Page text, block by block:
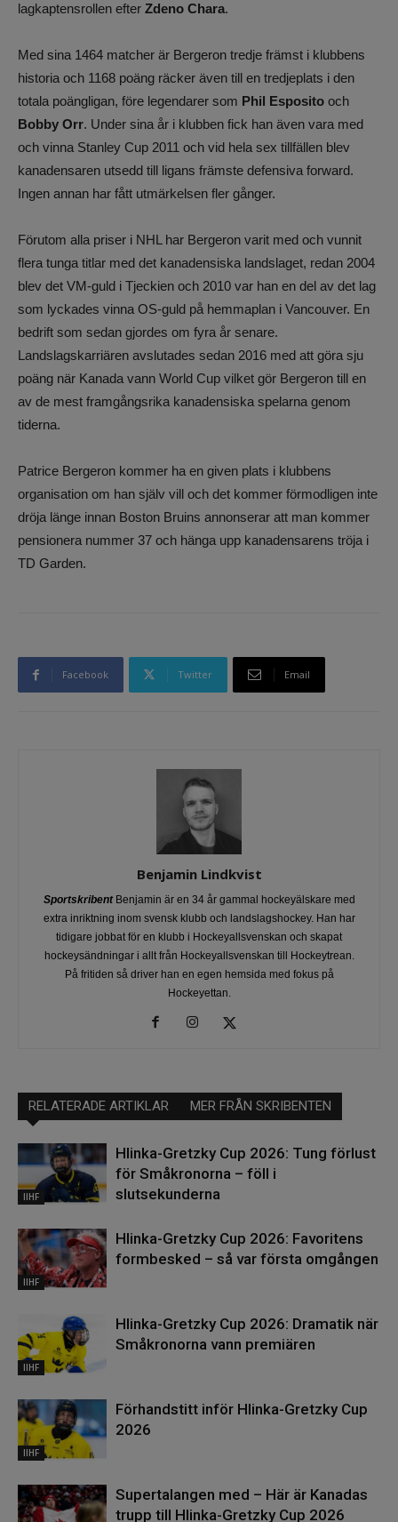
lagkaptensrollen efter Zdeno Chara.
Med sina 1464 matcher är Bergeron tredje främst i klubbens
historia och 1168 poäng räcker även till en tredjeplats i den
totala poängligan, före legendarer som Phil Esposito och
Bobby Orr. Under sina år i klubben fick han även vara med
och vinna Stanley Cup 2011 och vid hela sex tillfällen blev
kanadensaren utsedd till ligans främste defensiva forward.
Ingen annan har fått utmärkelsen fler gånger.
Förutom alla priser i NHL har Bergeron varit med och vunnit
flera tunga titlar med det kanadensiska landslaget, redan 2004
blev det VM-guld i Tjeckien och 2010 var han en del av det lag
som lyckades vinna OS-guld på hemmaplan i Vancouver. En
bedrift som sedan gjordes om fyra år senare.
Landslagskarriären avslutades sedan 2016 med att göra sju
poäng när Kanada vann World Cup vilket gör Bergeron till en
av de mest framgångsrika kanadensiska spelarna genom
tiderna.
Patrice Bergeron kommer ha en given plats i klubbens
organisation om han själv vill och det kommer förmodligen inte
dröja länge innan Boston Bruins annonserar att man kommer
pensionera nummer 37 och hänga upp kanadensarens tröja i
TD Garden.
Facebook Twitter Email
Benjamin Lindkvist
SportskribentBenjamin är en 34 år gammal hockeyälskare med
extra inriktning inom svensk klubb och landslagshockey. Han har
tidigare jobbat för en klubb i Hockeyallsvenskan och skapat
hockeysändningar i allt från Hockeyallsvenskan till Hockeytrean.
På fritiden så driver han en egen hemsida med fokus på
Hockeyettan.
RELATERADE ARTIKLAR MER FRÅN SKRIBENTEN
IIHF
Hlinka-Gretzky Cup 2026: Tung förlust
för Småkronorna – föll i
slutsekunderna
IIHF
Hlinka-Gretzky Cup 2026: Favoritens
formbesked – så var första omgången
IIHF
Hlinka-Gretzky Cup 2026: Dramatik när
Småkronorna vann premiären
IIHF
Förhandstitt inför Hlinka-Gretzky Cup
2026
Supertalangen med – Här är Kanadas
trupp till Hlinka-Gretzky Cup 2026